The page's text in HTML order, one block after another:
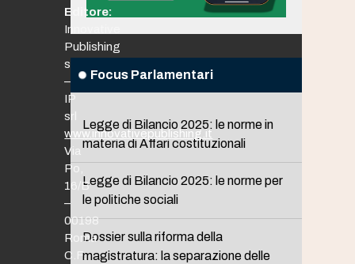
Focus Parlamentari
Legge di Bilancio 2025: le norme in
materia di Affari costituzionali
Legge di Bilancio 2025: le norme per
le politiche sociali
Dossier sulla riforma della
magistratura: la separazione delle
Editore:
Innovative
Publishing
srl
–
IP
srl
www.innovativepublishing.it
Via
Po,
16/B
–
00198
Roma
C.F.